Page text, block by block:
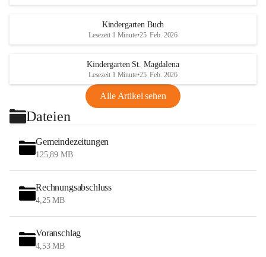
Kindergarten Buch
Lesezeit 1 Minute•25. Feb. 2026
Kindergarten St. Magdalena
Lesezeit 1 Minute•25. Feb. 2026
Alle Artikel sehen
Dateien
Gemeindezeitungen
125,89 MB
Rechnungsabschluss
4,25 MB
Voranschlag
4,53 MB